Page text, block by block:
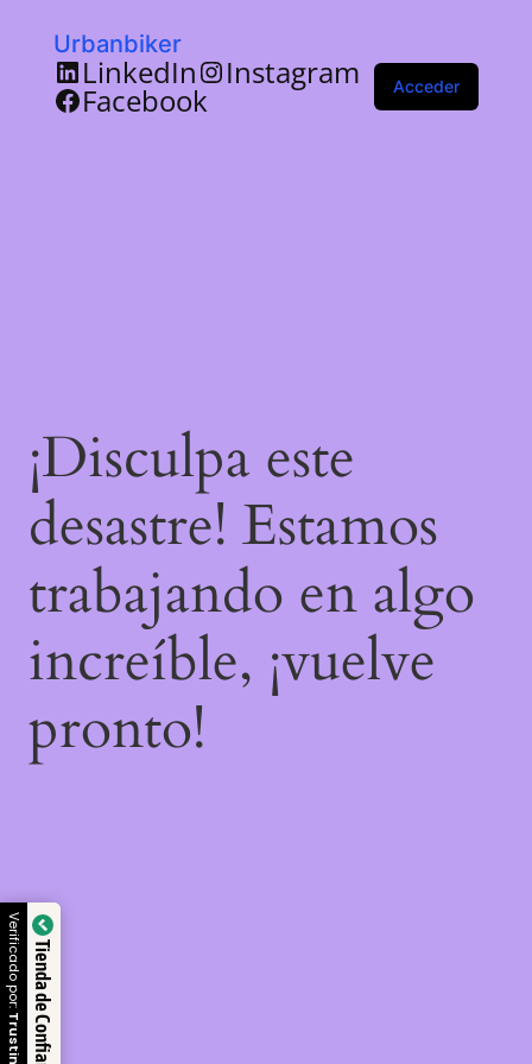
Urbanbiker
LinkedIn Instagram
Facebook Acceder
¡Disculpa este
desastre! Estamos
trabajando en algo
increíble, ¡vuelve
pronto!
Tienda de Confianza
Verificado por: